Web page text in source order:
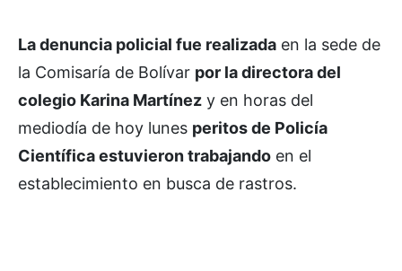
La denuncia policial fue realizada en la sede de
la Comisaría de Bolívar por la directora del
colegio Karina Martínez y en horas del
mediodía de hoy lunes peritos de Policía
Científica estuvieron trabajando en el
establecimiento en busca de rastros.